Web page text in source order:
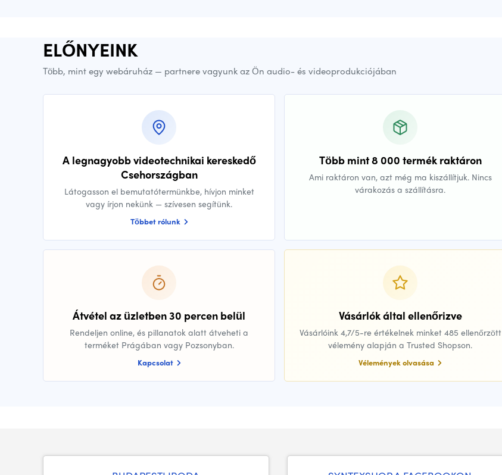
ELŐNYEINK
Több, mint egy webáruház — partnere vagyunk az Ön audio- és videoprodukciójában
A legnagyobb videotechnikai kereskedő
Csehországban
Látogasson el bemutatótermünkbe, hívjon minket
vagy írjon nekünk — szívesen segítünk.
Többet rólunk
Több mint 8 000 termék raktáron
Ami raktáron van, azt még ma kiszállítjuk. Nincs
várakozás a szállításra.
Átvétel az üzletben 30 percen belül
Rendeljen online, és pillanatok alatt átveheti a
terméket Prágában vagy Pozsonyban.
Kapcsolat
Vásárlók által ellenőrizve
Vásárlóink 4,7/5-re értékelnek minket 485 ellenőrzött
vélemény alapján a Trusted Shopson.
Vélemények olvasása